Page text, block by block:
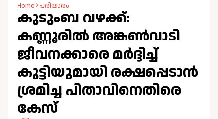
Home പരിയാരം
കുടുംബ വഴക്ക്:
കണ്ണൂരില്‍ അങ്കണ്‍വാടി
ജീവനക്കാരെ മർദ്ദിച്ച്
കുട്ടിയുമായി രക്ഷപ്പെടാൻ
ശ്രമിച്ച പിതാവിനെതിരെ
കേസ്